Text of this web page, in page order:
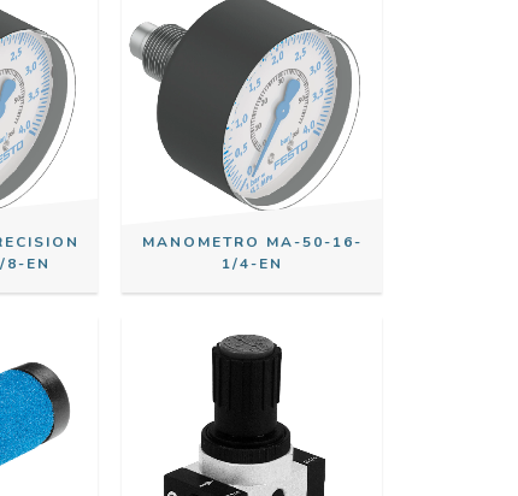
EN
MANOMETRO MA-50-16-
1/4-EN